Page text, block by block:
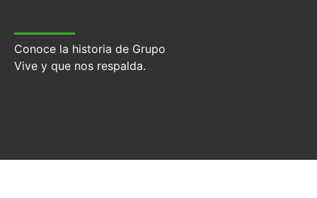
Conoce la historia de Grupo
Vive y que nos respalda.